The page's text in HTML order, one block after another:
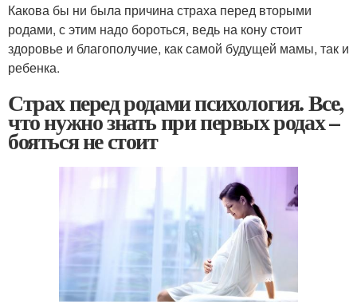
Какова бы ни была причина страха перед вторыми
родами, с этим надо бороться, ведь на кону стоит
здоровье и благополучие, как самой будущей мамы, так и
ребенка.
Страх перед родами психология. Все,
что нужно знать при первых родах –
бояться не стоит